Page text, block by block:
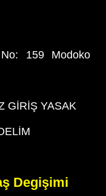
159 Modoko
GİRİŞ YASAK
Degişimi